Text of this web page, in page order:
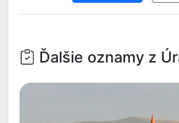
Ďalšie oznamy z